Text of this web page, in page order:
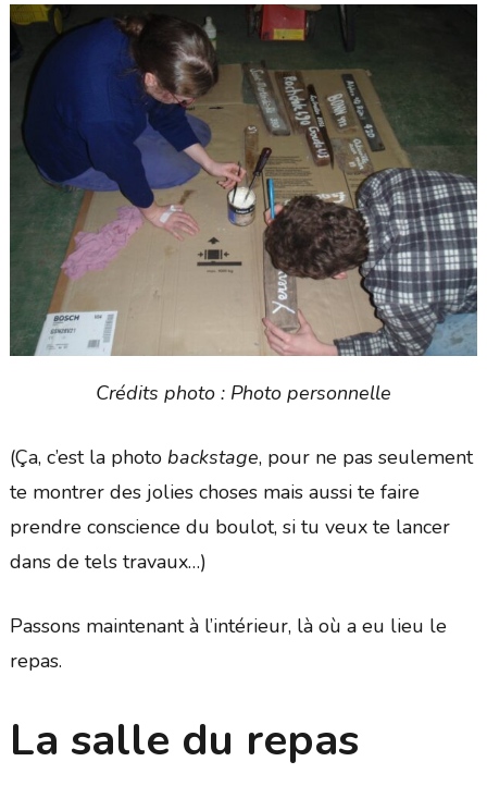
Crédits photo : Photo personnelle
(Ça, c’est la photo backstage, pour ne pas seulement
te montrer des jolies choses mais aussi te faire
prendre conscience du boulot, si tu veux te lancer
dans de tels travaux…)
Passons maintenant à l’intérieur, là où a eu lieu le
repas.
La salle du repas